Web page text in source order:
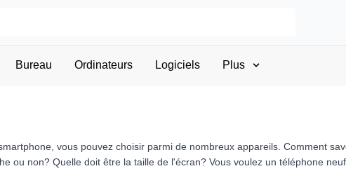
Bureau Ordinateurs Logiciels Plus
vous pouvez choisir parmi de nombreux appareils. Comment
ou non? Quelle doit être la taille de l'écran? Vous voulez un téléphone